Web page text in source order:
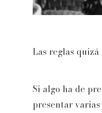
Las reglas
Si algo ha de
presentar